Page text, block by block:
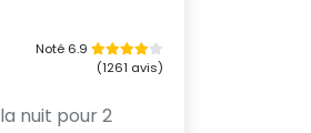
Noté 6.9
(1261 avis)
la nuit pour 2